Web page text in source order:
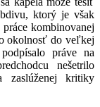
ktorý je však
kombinovanej
okolnosť do veľkej
práve na
nešetrilo
zaslúženej kritiky